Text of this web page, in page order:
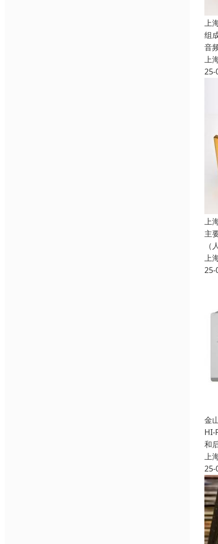
上
组
音
上
25-
上
主
上
25-
金
HI-
和
上
25-